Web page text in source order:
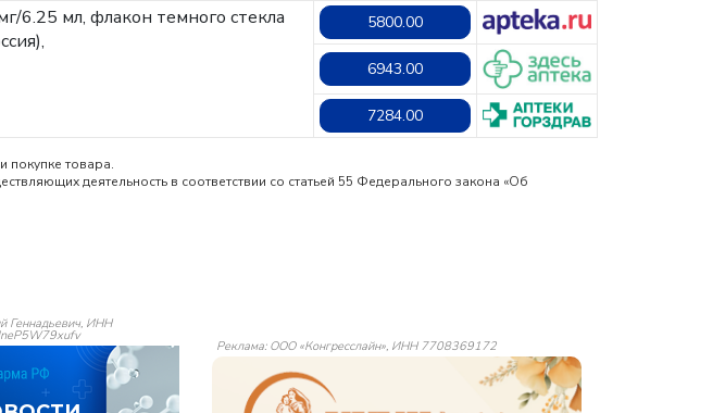
6.25 мл, флакон темного стекла
5800.00
6943.00
7284.00
покупке товара.
деятельность в соответствии со статьей 55 Федерального закона «Об
Геннадьевич, ИНН
Реклама: ООО «Конгресслайн», ИНН 7708369172